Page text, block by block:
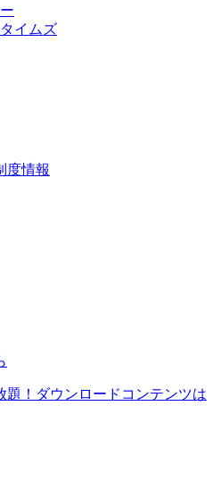
イムズ
度情報
題！ダウンロードコンテンツは